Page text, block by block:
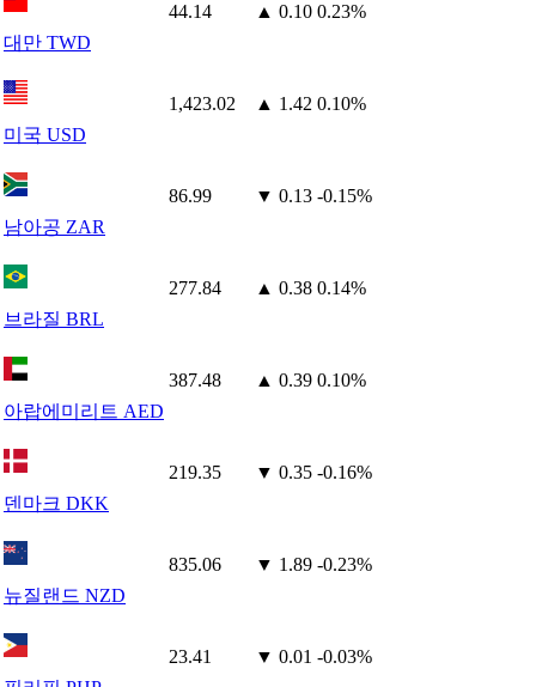
대만 TWD
44.14 ▲ 0.10 0.23%
미국 USD
1,423.02 ▲ 1.42 0.10%
남아공 ZAR
86.99 ▼ 0.13 -0.15%
브라질 BRL
277.84 ▲ 0.38 0.14%
아랍에미리트 AED
387.48 ▲ 0.39 0.10%
덴마크 DKK
219.35 ▼ 0.35 -0.16%
뉴질랜드 NZD
835.06 ▼ 1.89 -0.23%
23.41 ▼ 0.01 -0.03%